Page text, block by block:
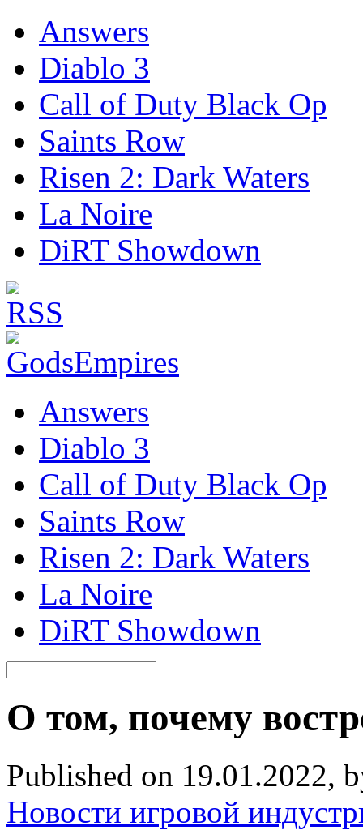
Answers
Diablo 3
Call of Duty Black Op
Saints Row
Risen 2: Dark Waters
La Noire
DiRT Showdown
Answers
Diablo 3
Call of Duty Black Op
Saints Row
Risen 2: Dark Waters
La Noire
DiRT Showdown
О том, почему
Published on 19.01.2022,
Новости игровой